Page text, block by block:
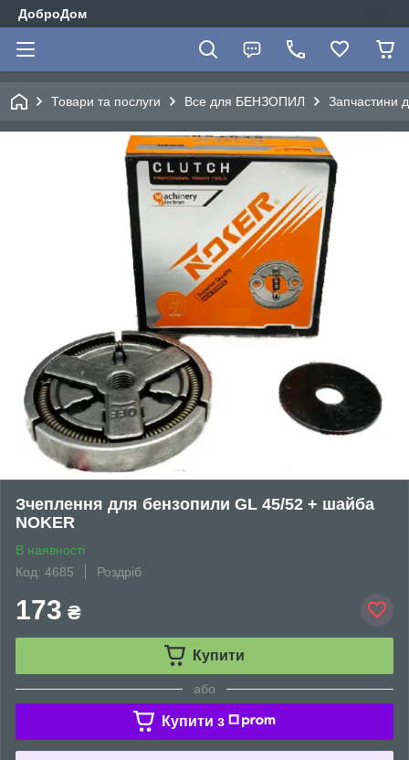
ДоброДом
Товари та послуги Все для БЕНЗОПИЛ Запчастини
Зчеплення для бензопили GL 45/52 + шайба
NOKER
В наявності
Код: 4685
Роздріб
173 ₴
Купити
або
Купити з